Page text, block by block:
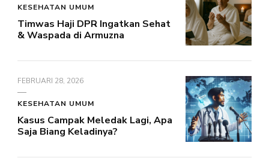
KESEHATAN UMUM
Timwas Haji DPR Ingatkan Sehat
& Waspada di Armuzna
FEBRUARI 28, 2026
KESEHATAN UMUM
Kasus Campak Meledak Lagi, Apa
Saja Biang Keladinya?